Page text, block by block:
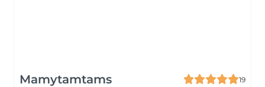
Mamytamtams
19